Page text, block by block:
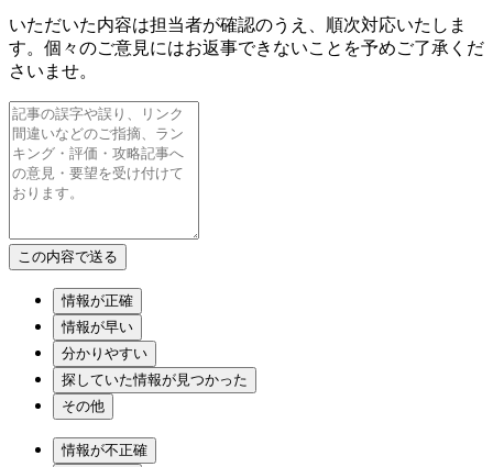
いただいた内容は担当者が確認のうえ、順次対応いたしま
す。個々のご意見にはお返事できないことを予めご了承くだ
さいませ。
情報が正確
情報が早い
分かりやすい
探していた情報が見つかった
その他
情報が不正確